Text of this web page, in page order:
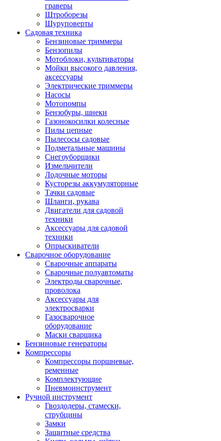
граверы
Штроборезы
Шуруповерты
Садовая техника
Бензиновые триммеры
Бензопилы
Мотоблоки, культиваторы
Мойки высокого давления,
аксессуары
Электрические триммеры
Насосы
Мотопомпы
Бензобуры, шнеки
Газонокосилки колесные
Пилы цепные
Пылесосы садовые
Подметальные машины
Снегоуборщики
Измельчители
Лодочные моторы
Кусторезы аккумуляторные
Тачки садовые
Шланги, рукава
Двигатели для садовой
техники
Аксессуары для садовой
техники
Опрыскиватели
Сварочное оборудование
Сварочные аппараты
Сварочные полуавтоматы
Электроды сварочные,
проволока
Аксессуары для
электросварки
Газосварочное
оборудование
Маски сварщика
Бензиновые генераторы
Компрессоры
Компрессоры поршневые,
ременные
Комплектующие
Пневмоинструмент
Ручной инструмент
Гвоздодеры, стамески,
струбцины
Замки
Защитные средства